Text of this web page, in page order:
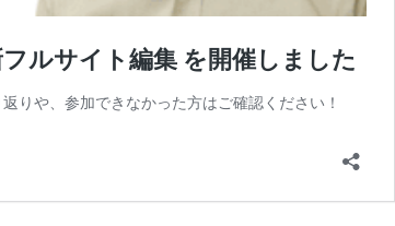
ルサイト編集 を開催しました
りや、参加できなかった方はご確認ください！